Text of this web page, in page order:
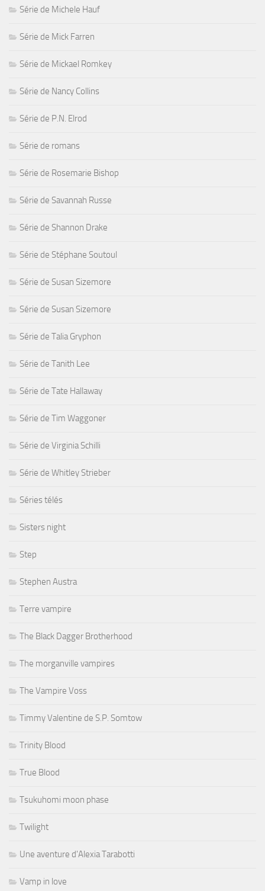
Série de Michele Hauf
Série de Mick Farren
Série de Mickael Romkey
Série de Nancy Collins
Série de P.N. Elrod
Série de romans
Série de Rosemarie Bishop
Série de Savannah Russe
Série de Shannon Drake
Série de Stéphane Soutoul
Série de Susan Sizemore
Série de Susan Sizemore
Série de Talia Gryphon
Série de Tanith Lee
Série de Tate Hallaway
Série de Tim Waggoner
Série de Virginia Schilli
Série de Whitley Strieber
Séries télés
Sisters night
Step
Stephen Austra
Terre vampire
The Black Dagger Brotherhood
The morganville vampires
The Vampire Voss
Timmy Valentine de S.P. Somtow
Trinity Blood
True Blood
Tsukuhomi moon phase
Twilight
Une aventure d'Alexia Tarabotti
Vamp in love